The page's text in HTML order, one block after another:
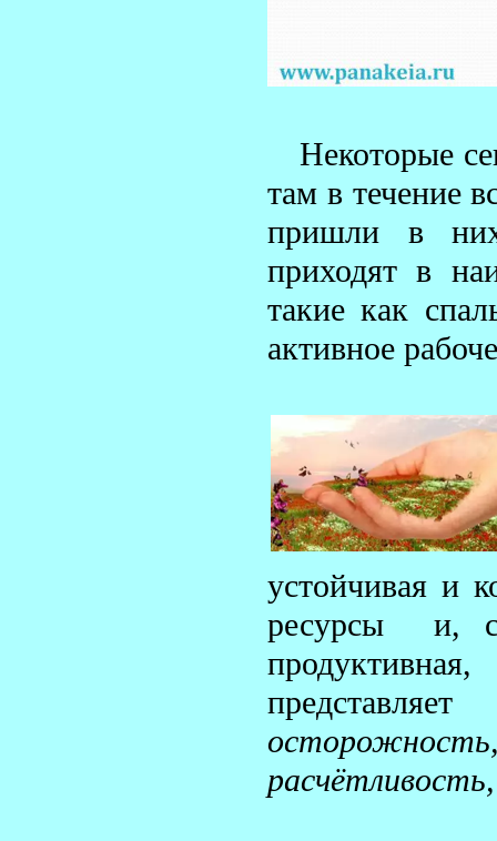
Некоторые
там в течение
пришли в
приходят в
такие как
активное
устойчивая и
ресурсы и,